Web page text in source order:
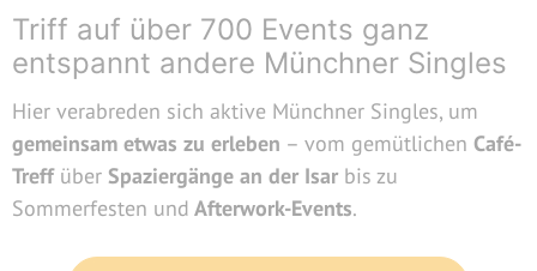
Triff auf über 700 Events ganz
entspannt andere Münchner Singles
Hier verabreden sich aktive Münchner Singles, um
gemeinsam etwas zu erleben – vom gemütlichen Café-
Treffüber Spaziergänge an der Isar bis zu
Sommerfesten und Afterwork-Events.